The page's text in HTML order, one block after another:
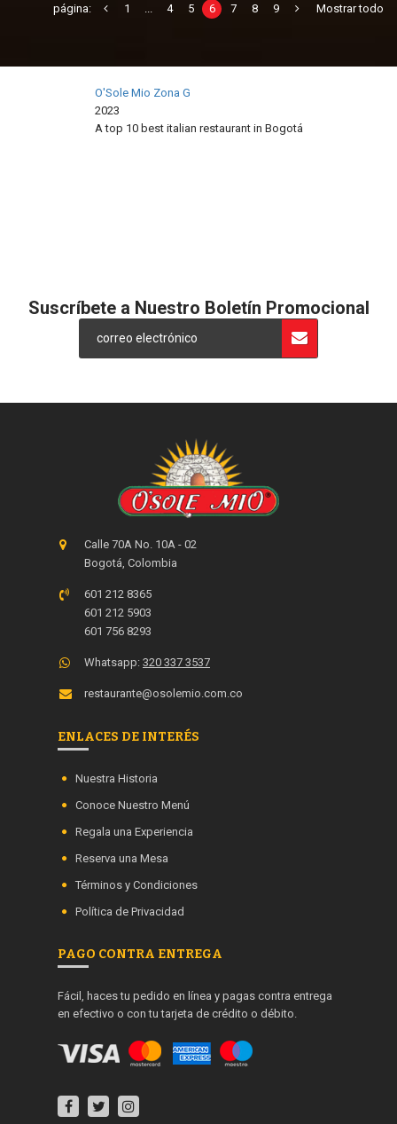
Mostrar todo
1 4 5 6 7 8 9
página:
O'Sole Mio Zona G
2023
A top 10 best italian restaurant in Bogotá
Suscríbete a Nuestro Boletín Promocional
Calle 70A No. 10A - 02
Bogotá, Colombia
601 212 8365
601 212 5903
601 756 8293
Whatsapp: 320 337 3537
restaurante@osolemio.com.co
ENLACES DE INTERÉS
Nuestra Historia
Conoce Nuestro Menú
Regala una Experiencia
Reserva una Mesa
Términos y Condiciones
Política de Privacidad
PAGO CONTRA ENTREGA
Fácil, haces tu pedido en línea y pagas contra entrega
en efectivo o con tu tarjeta de crédito o débito.